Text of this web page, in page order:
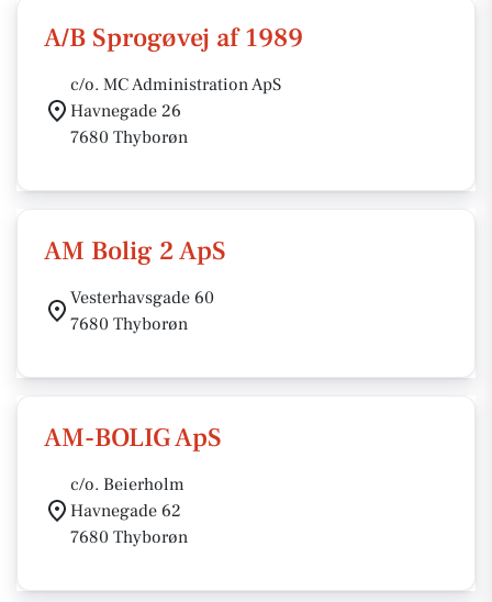
A/B Sprogøvej af 1989
c/o. MC Administration ApS
Havnegade 26
7680 Thyborøn
AM Bolig 2 ApS
Vesterhavsgade 60
7680 Thyborøn
AM-BOLIG ApS
c/o. Beierholm
Havnegade 62
7680 Thyborøn